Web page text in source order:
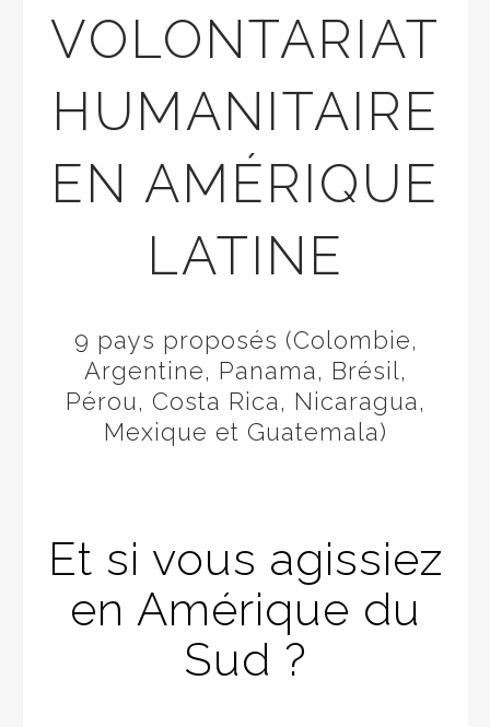
VOLONTARIAT
HUMANITAIRE
EN AMÉRIQUE
LATINE
9 pays proposés (Colombie,
Argentine, Panama, Brésil,
Pérou, Costa Rica, Nicaragua,
Mexique et Guatemala)
Et si vous agissiez
en Amérique du
Sud ?